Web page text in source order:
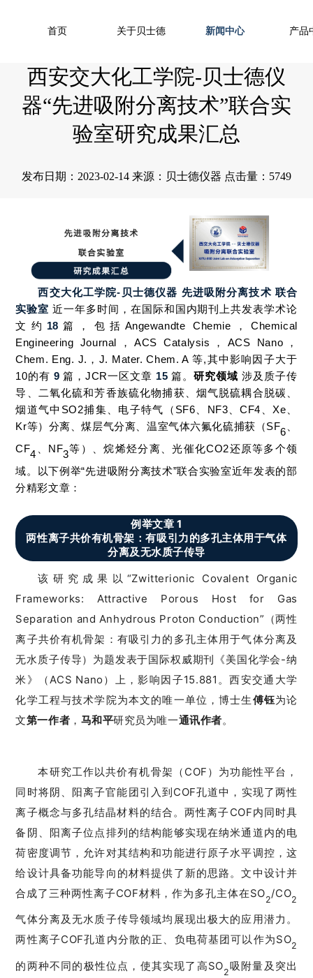
首页 关于贝士德 新闻中心 产品
西安交大化工学院-贝士德仪
器“先进吸附分离技术”联合实
验室研究成果汇总
发布日期：2023-02-14 来源：贝士德仪器 点击量：5749
西交大化工学院-贝士德仪器 先进吸附分离技术 联合
实验室近一年多时间，在国际和国内期刊上共发表学术论
文约 18 篇，包括 Angewandte Chemie，Chemical
Engineering Journal，ACS Catalysis， ACS Nano，
Chem. Eng. J.，J. Mater. Chem. A 等,其中影响因子大于
10的有 9篇，JCR一区文章 15篇。研究领域涉及质子传
导、二氧化硫和芳香族硫化物捕获、烟气脱硫耦合脱碳、
烟道气中SO2捕集、电子特气（SF6、NF3、CF4、Xe、
Kr等）分离、煤层气分离、温室气体六氟化硫捕获（SF6
CF4 、NF3等）、烷烯烃分离、光催化CO2还原等多个领
域。以下例举“先进吸附分离技术”联合实验室近年发表的部
分精彩文章：
例举文章 1
两性离子共价有机骨架：有吸引力的多孔主体用于气体
分离及无水质子传导
该研究成果以“Zwitterionic Covalent Organic
Frameworks: Attractive Porous Host for Gas
Separation and Anhydrous Proton Conduction”（两性
离子共价有机骨架： 有吸引力的多孔主体用于气体分离及
无水质子传导）为题发表于国际权威期刊《美国化学会-纳
米》（ACS Nano）上，影响因子15.881。西安交通大学
化学工程与技术学院为本文的唯一单位，博士生傅钰为论
文第一作者 ， 马和平研究员为唯一通讯作者。
本研究工作以共价有机骨架（COF）为功能性平台，
同时将阴、阳离子官能团引入到COF孔道中，实现了两性
离子概念与多孔结晶材料的结合。两性离子COF内同时具
备阴、阳离子位点排列的结构能够实现在纳米通道内的电
荷密度调节，允许对其结构和功能进行原子水平调控，这
给设计具备功能导向的材料提供了新的思路。文中设计并
合成了三种两性离子COF材料，作为多孔主体在SO2/CO2
气体分离及无水质子传导领域均展现出极大的应用潜力。
两性离子COF孔道内分散的正、负电荷基团可以作为SO2
的两种不同的极性位点，使其实现了高SO2吸附量及突出